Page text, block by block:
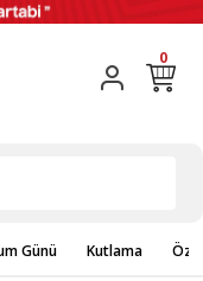
0
Günü Kutlama